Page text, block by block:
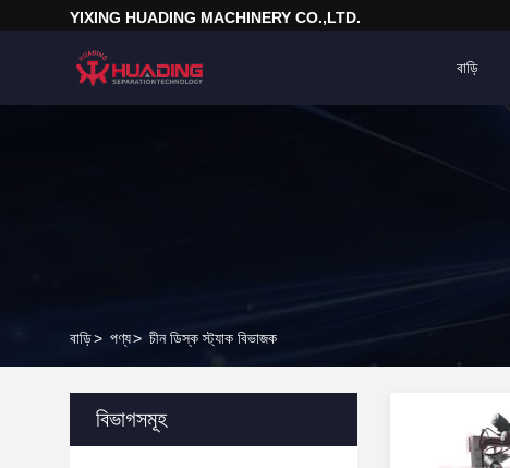
YIXING HUADING MACHINERY CO.,LTD.
বাড়ি
বাড়ি> পণ্য> চীন ডিস্ক স্ট্যাক বিভাজক
বিভাগসমূহ